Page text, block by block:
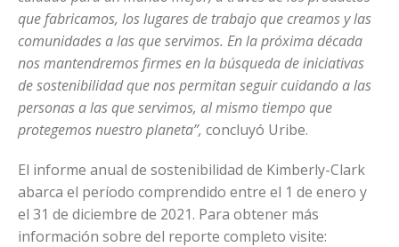
que fabricamos, los lugares de trabajo que creamos y las
comunidades a las que servimos. En la próxima década
nos mantendremos firmes en la búsqueda de iniciativas
de sostenibilidad que nos permitan seguir cuidando a las
personas a las que servimos, al mismo tiempo que
protegemos nuestro planeta”, concluyó Uribe.
El informe anual de sostenibilidad de Kimberly-Clark
abarca el período comprendido entre el 1 de enero y
el 31 de diciembre de 2021. Para obtener más
información sobre del reporte completo visite: